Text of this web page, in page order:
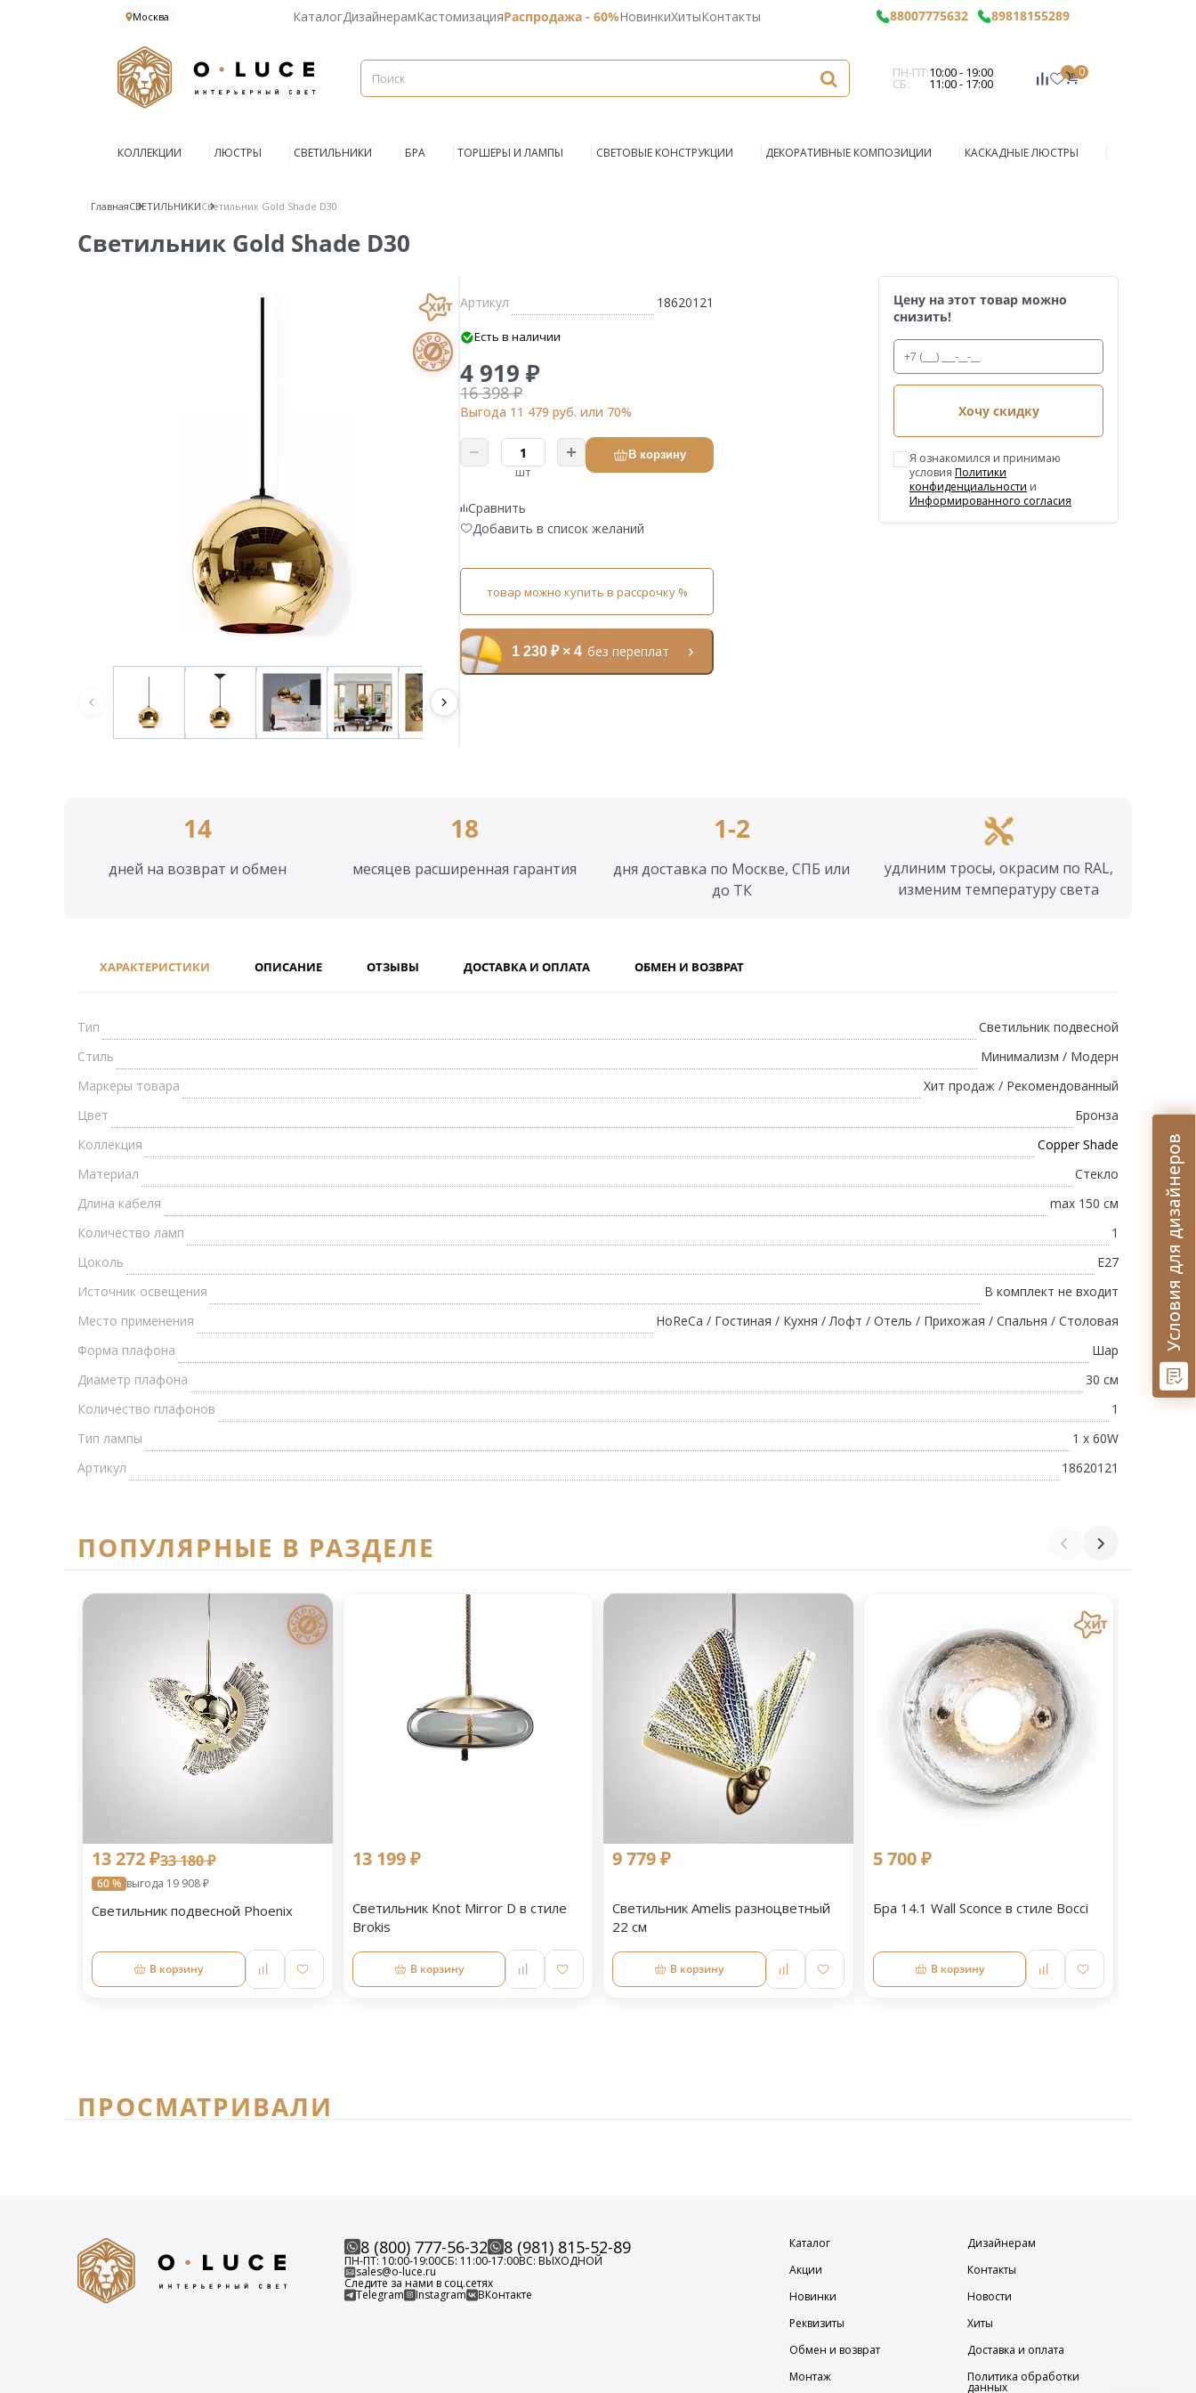
Москва КаталогДизайнерамКастомизацияРаспродажа - 60%НовинкиХитыКонтакты 88007775632 89818155289
ПН-ПТ:10:00 - 19:00
СБ: 11:00 - 17:00
0
КОЛЛЕКЦИИ ЛЮСТРЫ СВЕТИЛЬНИКИ БРА ТОРШЕРЫ И ЛАМПЫ СВЕТОВЫЕ КОНСТРУКЦИИ ДЕКОРАТИВНЫЕ КОМПОЗИЦИИ КАСКАДНЫЕ ЛЮСТРЫ
ГлавнаяСВЕТИЛЬНИКИСветильник Gold Shade D30
Светильник Gold Shade D30
Артикул 18620121
Есть в наличии
4 919 ₽
16 398 ₽
Выгода 11 479 руб. или 70%
шт
В корзину
Сравнить
Добавить в список желаний
товар можно купить в рассрочку %
1 230 ₽ × 4 без переплат
Цену на этот товар можно
снизить!
Хочу скидку
Я ознакомился и принимаю
условия Политики
конфиденциальности и
Информированного согласия
14
дней на возврат и обмен
18
месяцев расширенная гарантия
1-2
дня доставка по Москве, СПБ или
до ТК
удлиним тросы, окрасим по RAL,
изменим температуру света
ХАРАКТЕРИСТИКИ ОПИСАНИЕ ОТЗЫВЫ ДОСТАВКА И ОПЛАТА ОБМЕН И ВОЗВРАТ
Тип
Светильник подвесной
Стиль
Минимализм / Модерн
Маркеры товара
Хит продаж / Рекомендованный
Цвет
Бронза
Коллекция
Copper Shade
Материал
Стекло
Длина кабеля
max 150 см
Количество ламп
1
Цоколь
E27
Источник освещения
В комплект не входит
Место применения
HoReCa / Гостиная / Кухня / Лофт / Отель / Прихожая / Спальня / Столовая
Форма плафона
Шар
Диаметр плафона
30 см
Количество плафонов
1
Тип лампы
1 x 60W
Артикул
18620121
ПОПУЛЯРНЫЕ В РАЗДЕЛЕ
13 272 ₽33 180 ₽
60 % выгода 19 908 ₽
Светильник подвесной Phoenix
В корзину
13 199 ₽
Светильник Knot Mirror D в стиле
Brokis
В корзину
9 779 ₽
Светильник Amelis разноцветный
22 см
В корзину
5 700 ₽
Бра 14.1 Wall Sconce в стиле Bocci
В корзину
ПРОСМАТРИВАЛИ
8 (800) 777-56-32 8 (981) 815-52-89
ПН-ПТ: 10:00-19:00СБ: 11:00-17:00ВС: ВЫХОДНОЙ
sales@o-luce.ru
Следите за нами в соц.сетях
Telegram Instagram ВКонтакте
Каталог
Дизайнерам
Акции
Контакты
Новинки
Новости
Реквизиты
Хиты
Обмен и возврат
Доставка и оплата
Монтаж
Политика обработки
данных
Условия для дизайнеров